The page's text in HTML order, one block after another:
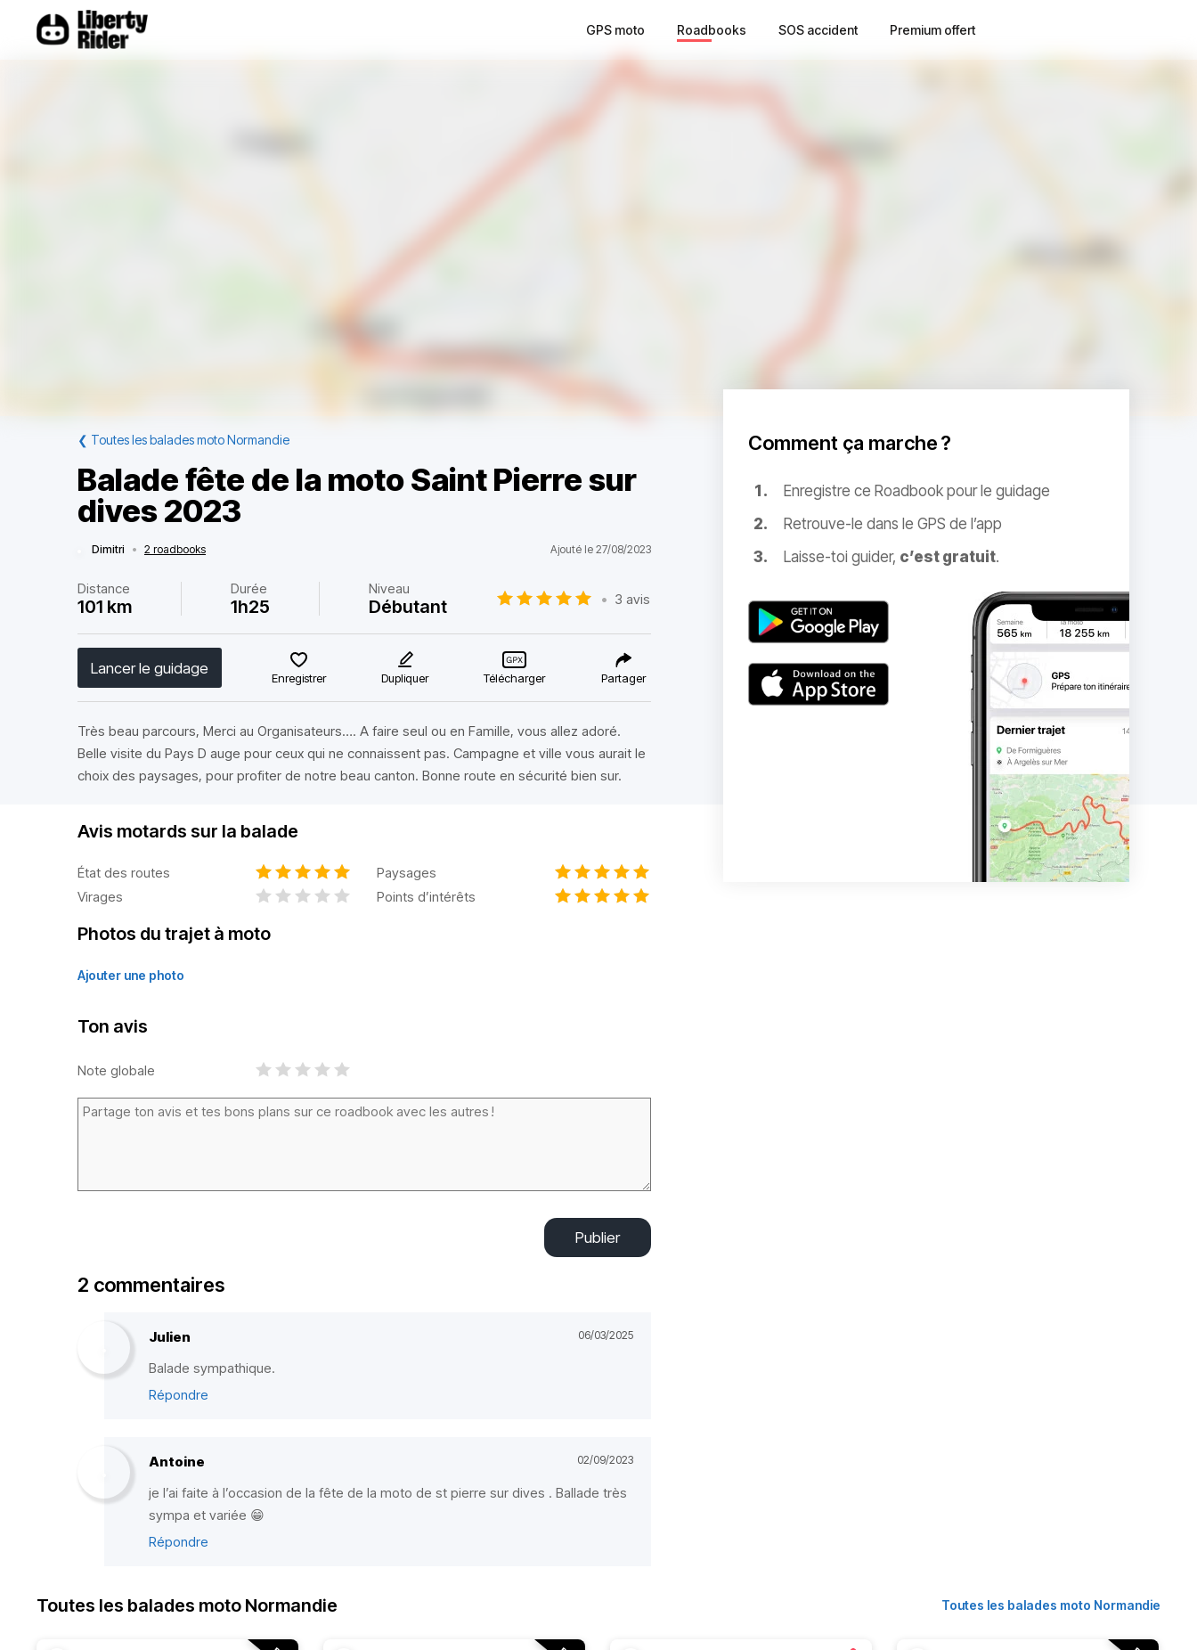
GPS moto Roadbooks SOS accident Premium offert
❮ Toutes les balades moto Normandie
Balade fête de la moto Saint Pierre sur
dives 2023
Dimitri • 2 roadbooks Ajouté le 27/08/2023
Distance
101 km
Durée
1h25
Niveau
Débutant • 3 avis
Lancer le guidage
Enregistrer Dupliquer Télécharger Partager
Très beau parcours, Merci au Organisateurs…. A faire seul ou en Famille, vous allez adoré.
Belle visite du Pays D auge pour ceux qui ne connaissent pas. Campagne et ville vous aurait le
choix des paysages, pour profiter de notre beau canton. Bonne route en sécurité bien sur.
Comment ça marche ?
Enregistre ce Roadbook pour le guidage
Retrouve-le dans le GPS de l’app
Laisse-toi guider, c’est gratuit.
Avis motards sur la balade
État des routes
Paysages
Virages
Points d’intérêts
Photos du trajet à moto
Ajouter une photo
Ton avis
Note globale
Publier
2 commentaires
Julien 06/03/2025
Balade sympathique.
Répondre
Antoine 02/09/2023
je l’ai faite à l’occasion de la fête de la moto de st pierre sur dives . Ballade très
sympa et variée 😁
Répondre
Toutes les balades moto Normandie Toutes les balades moto Normandie